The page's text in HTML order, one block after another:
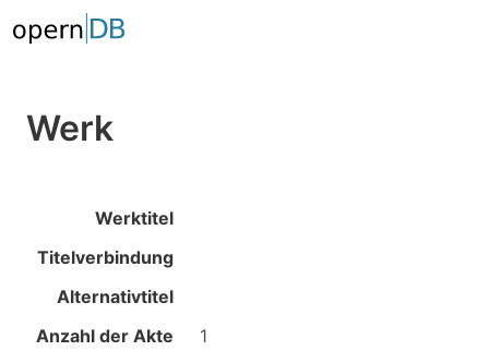
Werk
Werktitel
Titelverbindung
Alternativtitel
Anzahl der Akte
1